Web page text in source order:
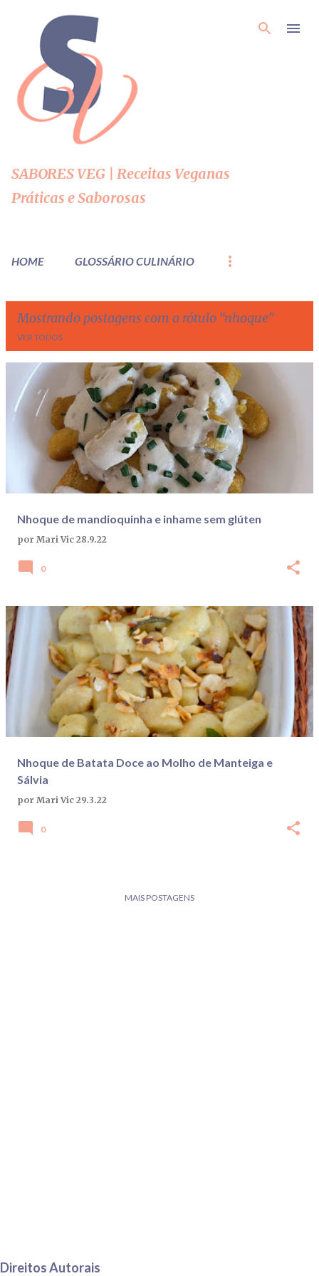
Pular para o conteúdo principal
SABORES VEG | Receitas Veganas
Práticas e Saborosas
HOME GLOSSÁRIO CULINÁRIO
Mostrando postagens com o rótulo nhoque
VER TODOS
g
Nhoque de mandioquinha e inhame sem glúten
por Mari Vic 28.9.22
0
Nhoque de Batata Doce ao Molho de Manteiga e
Sálvia
por Mari Vic 29.3.22
0
MAIS POSTAGENS
Direitos Autorais